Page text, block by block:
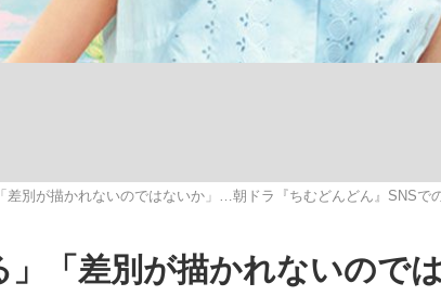
本田圭佑が初めて明かした日本代表監督に... 「
った」侍ジャパン選手が証言した“NPB聞... 「ク
差別が描かれないのではないか」…朝ドラ『ちむどんどん』SNSで
」「差別が描かれないので